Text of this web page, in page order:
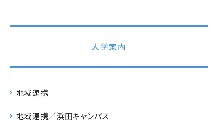
大学案内
地域連携
地域連携／浜田キャンパス